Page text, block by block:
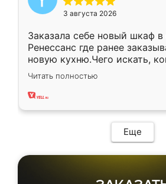
3 августа 2026
Заказала себе новый шкаф в
Ренессанс где ранее
новую кухню.Чего искать,
вполне довольна. Служит
два года, нареканий нет.
Читать полностью
Еще